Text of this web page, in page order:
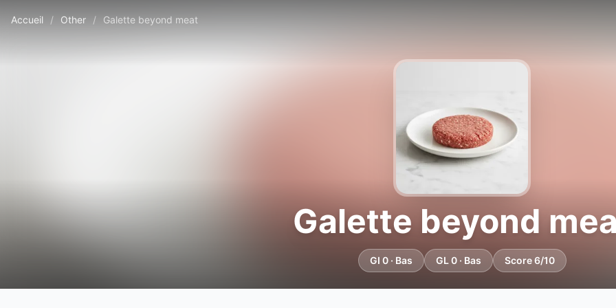
Accueil / Other / Galette beyond meat
Galette beyond
GI 0 · Bas GL 0 · Bas Score 6/10